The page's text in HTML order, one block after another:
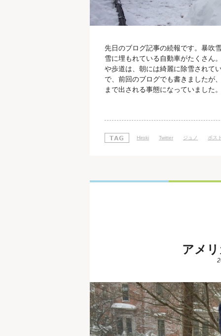
先日のブログ記事の続報です。暴吹
雪に埋もれている自動車がたくさん
や歩道は、朝には綺麗に除雪されて
で、前回のブログでも書きましたが
まで出される事態になっていました
key decision ma
Hiroki Twitter ジュノ ボス
アメ